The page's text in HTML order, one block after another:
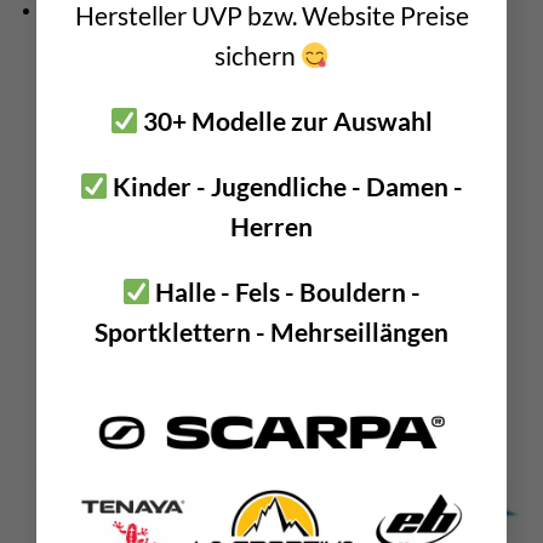
Hersteller UVP bzw. Website Preise
sichern
30+ Modelle zur Auswahl
Kinder - Jugendliche - Damen -
Herren
Halle - Fels - Bouldern -
Sportklettern - Mehrseillängen
robust verarbeitet = langlebig